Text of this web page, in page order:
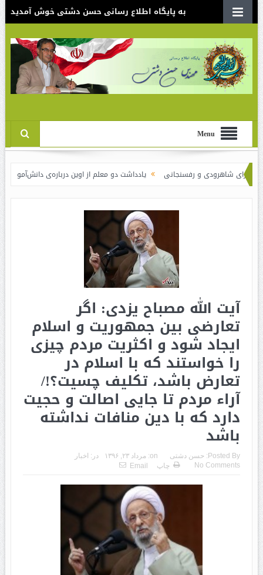
به پایگاه اطلاع رسانی حسن دشتی خوش آمدید
Menu
و رفسنجانی یادداشت دو معلم از اوین درباره‌ی دانش‌آموزانی که سوختند
آیت الله مصباح یزدی: اگر
تعارضی بین جمهوریت و اسلام
ایجاد شود و اکثریت مردم چیزی
را خواستند که با اسلام در
تعارض باشد، تکلیف چسیت؟!/
آراء مردم تا جایی اصالت و حجیت
دارد که با دین منافات نداشته
باشد
Posted By: حسن دشتی on: مرداد ۲۳, ۱۳۹۶ در: اخبار
No Comments
چاپ Email